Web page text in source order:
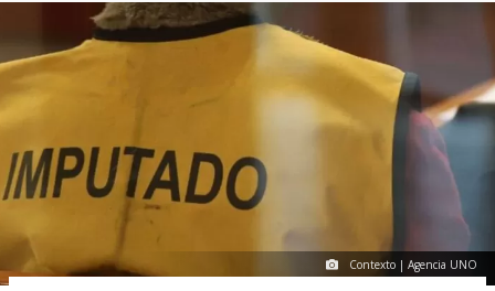
Contexto | Agencia UNO